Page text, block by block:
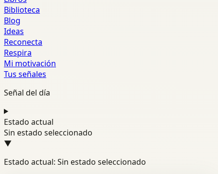
Biblioteca
Blog
Ideas
Reconecta
Respira
Mi motivación
Tus señales
Señal del día
Estado actual
Sin estado seleccionado
▼
Estado actual: Sin estado seleccionado